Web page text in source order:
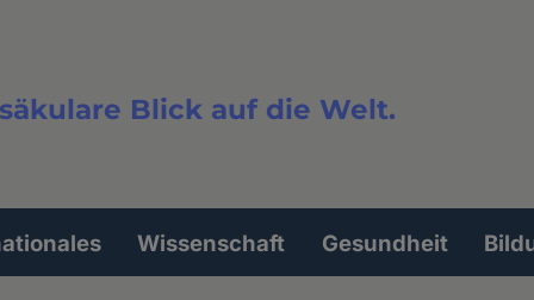
Blick auf die Welt.
Wissenschaft Gesundheit